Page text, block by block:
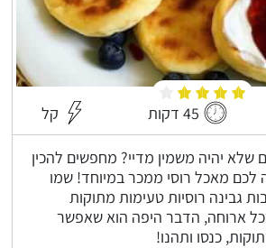
45 דקות קל
שלא יהיה משמין מדיי? מחפשים להכין
לכם מאכל רוסי ממכר במיוחד! שמו
גבינה רוסיות טעימות מתוקות
ארוחה, הדבר היפה הוא שאפשר
כנסו ותהנו!